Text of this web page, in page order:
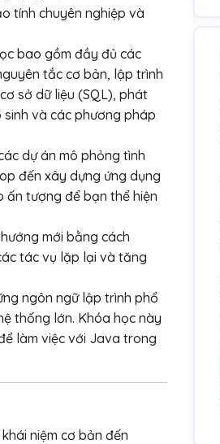
tính chuyên nghiệp và
bao gồm đầy đủ các
tắc cơ bản, lập trình
sở dữ liệu (SQL), phát
và các phương pháp
dự án mô phỏng tình
đến xây dựng ứng dụng
ấn tượng để bạn thể hiện
mới bằng cách
tác vụ lặp lại và tăng
ngôn ngữ lập trình phổ
thống lớn. Khóa học này
làm việc với Java trong
niệm cơ bản đến